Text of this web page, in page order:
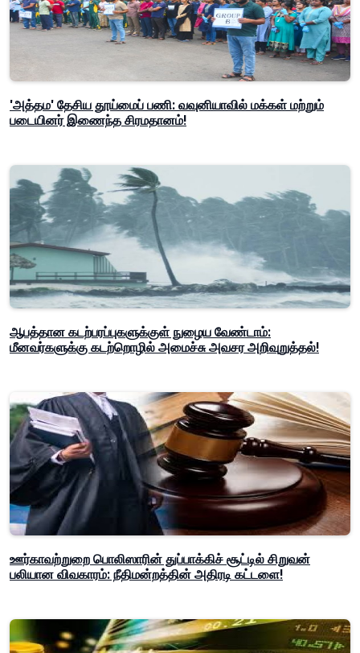
'அத்தம' தேசிய தூய்மைப் பணி: வவுனியாவில் மக்கள் மற்றும்
படையினர் இணைந்த சிரமதானம்!
ஆபத்தான கடற்பரப்புகளுக்குள் நுழைய வேண்டாம்:
மீனவர்களுக்கு கடற்றொழில் அமைச்சு அவசர அறிவுறுத்தல்!
ஊர்காவற்றுறை பொலிஸாரின் துப்பாக்கிச் சூட்டில் சிறுவன்
பலியான விவகாரம்: நீதிமன்றத்தின் அதிரடி கட்டளை!